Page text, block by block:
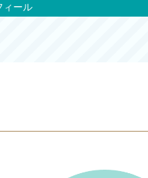
ィール